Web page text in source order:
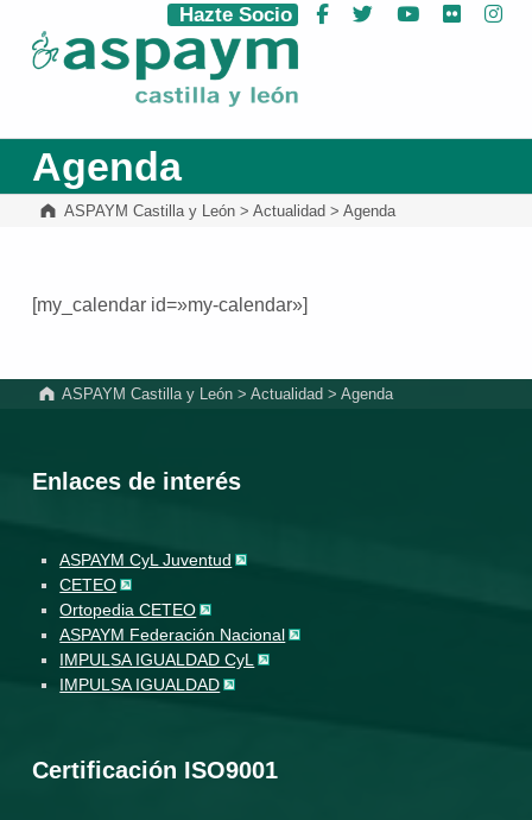
ASPAYM Castilla y León
Hazte Socio Facebook
Twitter YouTube
Flickr
Agenda
ASPAYM Castilla y León> Actualidad > Agenda
[my_calendar id=»my-calendar»]
ASPAYM Castilla y León >Actualidad >Agenda
Enlaces de interés
ASPAYM CyL Juventud
CETEO
Ortopedia CETEO
ASPAYM Federación Nacional
IMPULSA IGUALDAD CyL
IMPULSA IGUALDAD
Certificación ISO9001